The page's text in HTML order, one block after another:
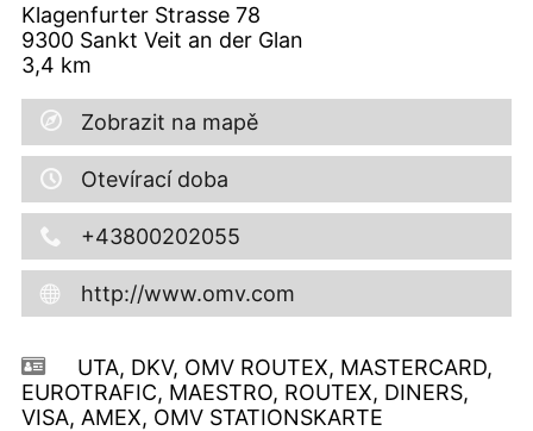
Klagenfurter Strasse 78
9300 Sankt Veit an der Glan
3,4 km
Zobrazit na mapě
Otevírací doba
+43800202055
http://www.omv.com
UTA, DKV, OMV ROUTEX, MASTERCARD,
EUROTRAFIC, MAESTRO, ROUTEX, DINERS,
VISA, AMEX, OMV STATIONSKARTE